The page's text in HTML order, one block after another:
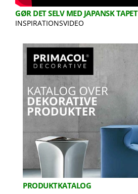
GØR DET SELV MED JAPANSK TAPET
INSPIRATIONSVIDEO
PRODUKTKATALOG